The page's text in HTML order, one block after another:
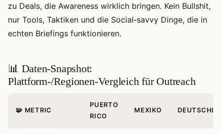
zu Deals, die Awareness wirklich bringen. Kein Bullshit,
nur Tools, Taktiken und die Social‑savvy Dinge, die in
echten Briefings funktionieren.
📊 Daten‑Snapshot:
Plattform‑/Regionen‑Vergleich für Outreach
🧩 METRIC
PUERTO
RICO
MEXIKO